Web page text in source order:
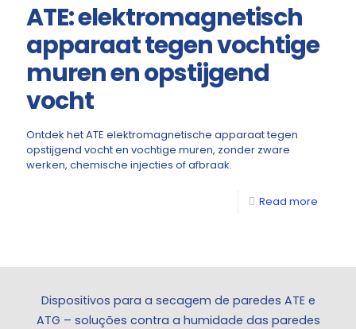
ATE: elektromagnetisch
apparaat tegen vochtige
muren en opstijgend
vocht
Ontdek het ATE elektromagnetische apparaat tegen
opstijgend vocht en vochtige muren, zonder zware
werken, chemische injecties of afbraak.
Read more
Dispositivos para a secagem de paredes ATE e
ATG – soluções contra a humidade das paredes